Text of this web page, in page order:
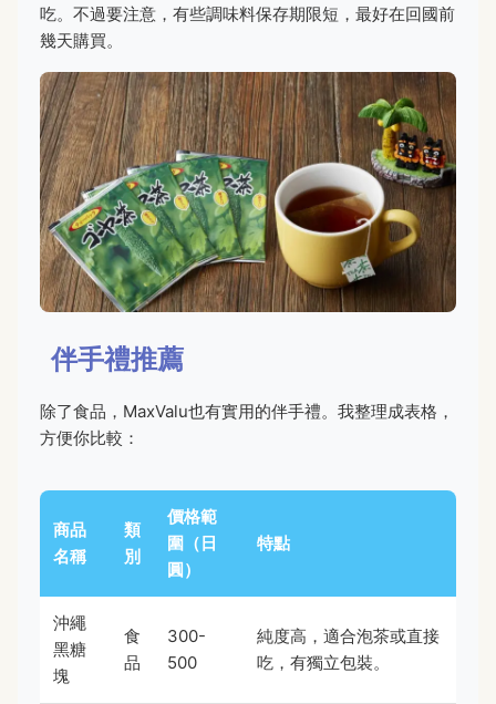
吃。不過要注意，有些調味料保存期限短，最好在回國前
幾天購買。
伴手禮推薦
除了食品，MaxValu也有實用的伴手禮。我整理成表格，
方便你比較：
商品
名稱
類
別
價格範
圍（日
圓）
特點
沖繩
黑糖
塊
食
品
300-
500
純度高，適合泡茶或直接
吃，有獨立包裝。